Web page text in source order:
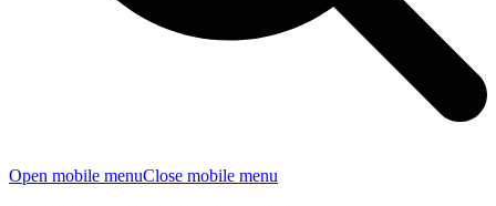
Open mobile menuClose mobile menu